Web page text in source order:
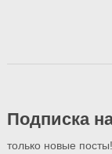
Подписка
только новые посты!